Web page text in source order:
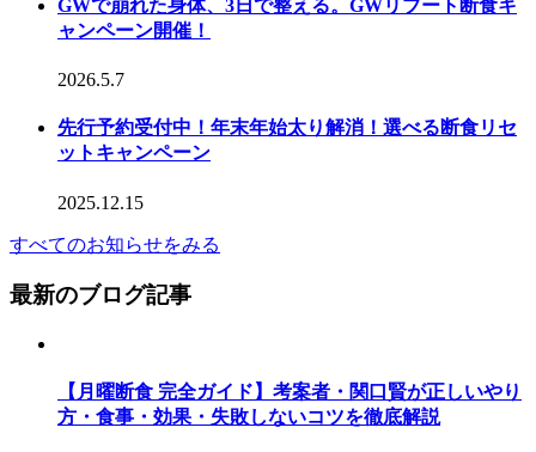
GWで崩れた身体、3日で整える。GWリブート断食キ
ャンペーン開催！
2026.5.7
先行予約受付中！年末年始太り解消！選べる断食リセ
ットキャンペーン
2025.12.15
すべてのお知らせをみる
最新のブログ記事
【月曜断食 完全ガイド】考案者・関口賢が正しいやり
方・食事・効果・失敗しないコツを徹底解説